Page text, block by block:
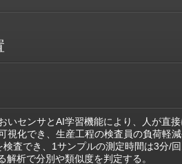
センサとAI学習機能により、人が直
視化でき、生産工程の検査員の負荷軽
査でき、1サンプルの測定時間は3分/
析で分別や類似度を判定する。